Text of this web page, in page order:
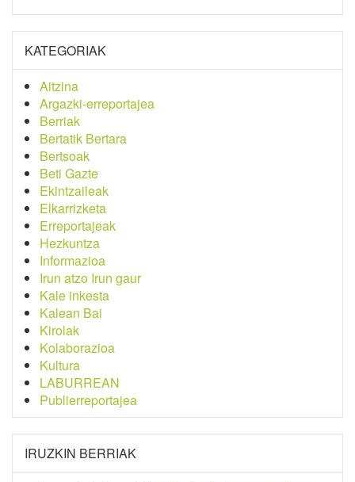
KATEGORIAK
Aitzina
Argazki-erreportajea
Berriak
Bertatik Bertara
Bertsoak
Beti Gazte
Ekintzaileak
Elkarrizketa
Erreportajeak
Hezkuntza
Informazioa
Irun atzo Irun gaur
Kale inkesta
Kalean Bai
Kirolak
Kolaborazioa
Kultura
LABURREAN
Publierreportajea
IRUZKIN BERRIAK